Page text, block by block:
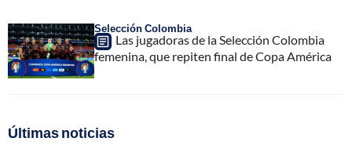
Selección Colombia
Las jugadoras de la Selección Colombia
femenina, que repiten final de Copa América
Últimas noticias